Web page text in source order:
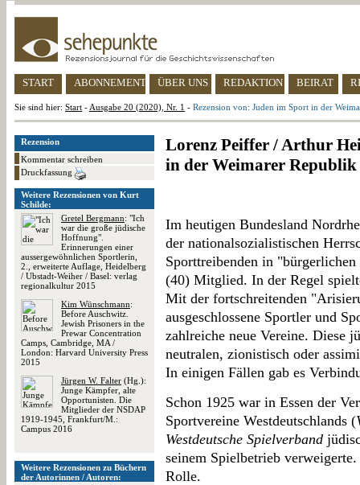
START ABONNEMENT ÜBER UNS REDAKTION BEIRAT
Sie sind hier: Start - Ausgabe 20 (2020), Nr. 1 - Rezension von: Juden im Sport in der
Rezension
Kommentar schreiben
Druckfassung
Weitere Rezensionen von Kurt
Schilde:
Gretel Bergmann: "Ich
war die große jüdische
Hoffnung".
Erinnerungen einer
aussergewöhnlichen Sportlerin,
2., erweiterte Auflage, Heidelberg
/ Ubstadt-Weiher / Basel: verlag
regionalkultur 2015
Kim Wünschmann:
Before Auschwitz.
Jewish Prisoners in the
Prewar Concentration
Camps, Cambridge, MA /
London: Harvard University Press
2015
Jürgen W. Falter (Hg.):
Junge Kämpfer, alte
Opportunisten. Die
Mitglieder der NSDAP
1919-1945, Frankfurt/M.:
Campus 2016
Weitere Rezensionen zu Büchern
der Autorinnen / Autoren:
Lorenz Peiffer / Arthur
in der Weimarer
Im heutigen Bundesland
der nationalsozialistischen
Sporttreibenden in
(40) Mitglied. In der Regel
Mit der fortschreitenden
ausgeschlossene Sportler und
zahlreiche neue Vereine. Diese
neutralen, zionistisch oder
In einigen Fällen gab es
Schon 1925 war in Essen der
Sportvereine Westdeutschlands (
Westdeutsche Spielverband
seinem Spielbetrieb
Rolle.